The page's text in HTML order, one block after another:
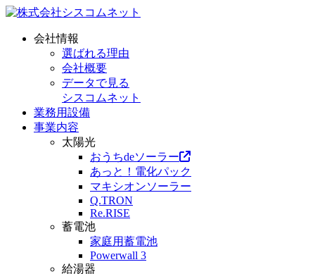
会社情報
選ばれる理由
会社概要
データで見る
シスコムネット
業務用設備
事業内容
太陽光
おうちdeソーラー
あっと！電化パック
マキシオンソーラー
Q.TRON
Re.RISE
蓄電池
家庭用蓄電池
Powerwall 3
給湯器